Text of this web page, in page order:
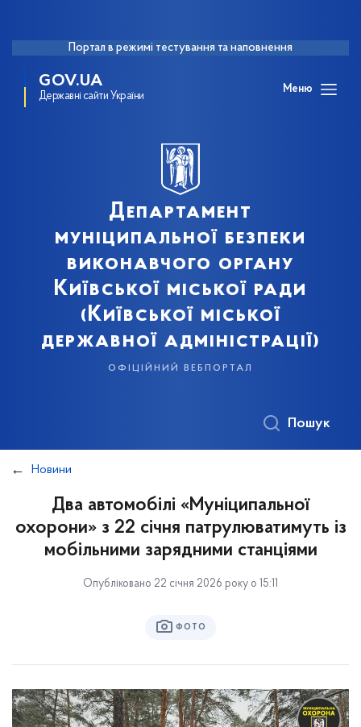
Портал в режимі тестування та наповнення
GOV.UA
Державні сайти України
Меню
Департамент
муніципальної безпеки
виконавчого органу
Київської міської ради
(Київської міської
державної адміністрації)
офіційний вебпортал
Пошук
Новини
Два автомобілі «Муніципальної
охорони» з 22 січня патрулюватимуть із
мобільними зарядними станціями
Опубліковано 22 січня 2026 року о 15:11
ФОТО